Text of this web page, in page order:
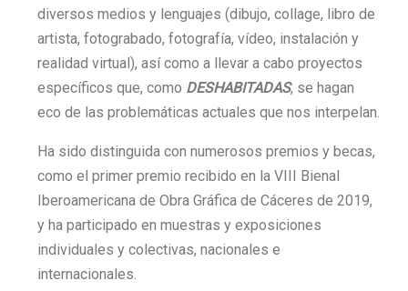
diversos medios y lenguajes (dibujo, collage, libro de
artista, fotograbado, fotografía, vídeo, instalación y
realidad virtual), así como a llevar a cabo proyectos
específicos que, como DESHABITADAS, se hagan
eco de las problemáticas actuales que nos interpelan.
Ha sido distinguida con numerosos premios y becas,
como el primer premio recibido en la VIII Bienal
Iberoamericana de Obra Gráfica de Cáceres de 2019,
y ha participado en muestras y exposiciones
individuales y colectivas, nacionales e
internacionales.